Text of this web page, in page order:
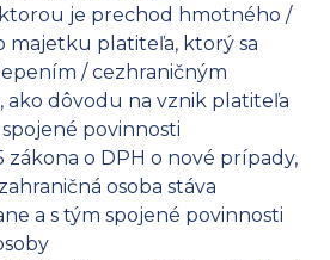
je prechod hmotného /
majetku platiteľa, ktorý sa
/ cezhraničným
ako dôvodu na vznik platiteľa
povinnosti
zákona o DPH o nové prípady,
osoba stáva
a s tým spojené povinnosti